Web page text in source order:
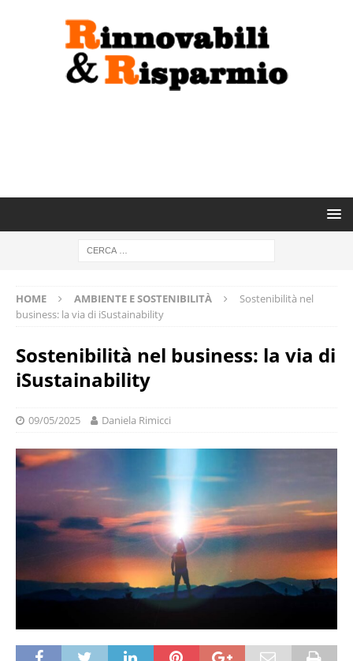
HOME AMBIENTE E SOSTENIBILITÀ
Sostenibilità nel
business: la via di iSustainability
Sostenibilità nel business: la via di
iSustainability
09/05/2025 Daniela Rimicci